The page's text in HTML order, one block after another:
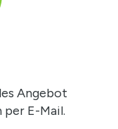
Angebot
E-Mail.